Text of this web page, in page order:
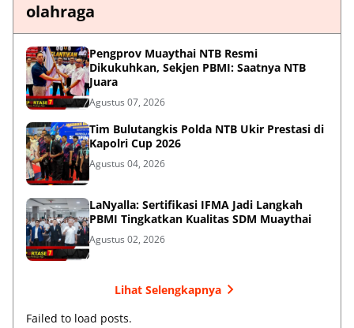
olahraga
Pengprov Muaythai NTB Resmi
Dikukuhkan, Sekjen PBMI: Saatnya NTB
Juara
Agustus 07, 2026
Tim Bulutangkis Polda NTB Ukir Prestasi di
Kapolri Cup 2026
Agustus 04, 2026
LaNyalla: Sertifikasi IFMA Jadi Langkah
PBMI Tingkatkan Kualitas SDM Muaythai
Agustus 02, 2026
Lihat Selengkapnya
Failed to load posts.